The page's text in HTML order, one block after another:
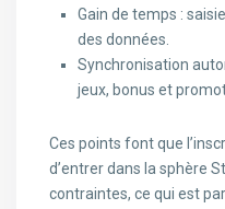
Gain de temps :
des données.
Synchronisation
jeux, bonus et
Ces points font que
d’entrer dans la sphère
contraintes, ce qui est